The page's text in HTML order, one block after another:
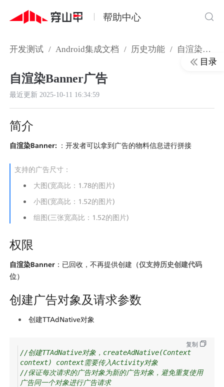
帮助中心
开发测试 / Android集成文档 / 历史功能 / 自渲染Banner广告
自渲染Banner广告
最近更新 2025-10-11 16:34:59
简介
自渲染Banner: ：开发者可以拿到广告的物料信息进行拼接
支持的广告尺寸：
大图(宽高比：1.78的图片)
小图(宽高比：1.52的图片)
组图(三张宽高比：1.52的图片)
权限
自渲染Banner ：已回收，不再提供创建 （仅支持历史创建代码
位）
创建广告对象及请求参数
创建TTAdNative对象
复制
//创建TTAdNative对象，createAdNative(Context
context) context需要传入Activity对象
//保证每次请求的广告对象为新的广告对象，避免重复使用
广告同一个对象进行广告请求
目录